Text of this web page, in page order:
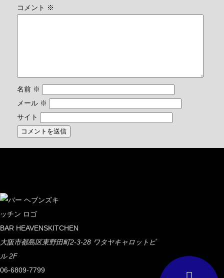
コメント ※
名前 ※
メール ※
サイト
BAR HEAVENSKITCHEN
大阪市都島区東野田町2-3-28 ワタヤキャロットビ
ル 2F
06-6809-7799